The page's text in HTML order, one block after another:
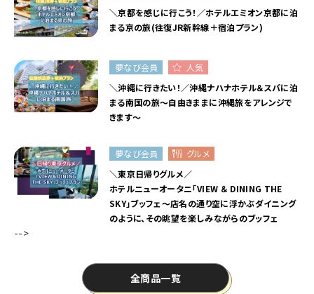
＼京都を感じに行こう！／ホテルエミオン京都に泊
まる京の旅(往復JR新幹線＋宿泊プラン)
夢なび会員
人気
＼沖縄に行きたい！／沖縄ナハナホテル＆スパに泊
まる南国の旅～自由きままに沖縄旅をアレンジで
きます～
夢なび会員
グルメ
＼東京日帰りグルメ／
ホテルニューオータニ「VIEW ＆ DINING THE
SKY」ブッフェ～店名の通り空に浮かぶダイニング
のように、その眺望を楽しみながらのブッフェ
-->
全商品一覧